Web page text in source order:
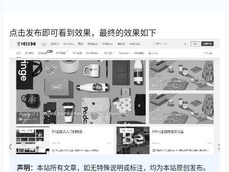
点击发布即可看到效果，最终的效果如下
声明： 本站所有文章，如无特殊说明或标注，均为本站原创发布。